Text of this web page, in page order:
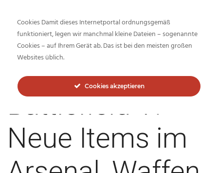
Inside-Network.net
Battlefield V:
Neue Items im
Cookies Damit dieses Internetportal ordnungsgemäß
funktioniert, legen wir manchmal kleine Dateien – sogenannte
Cookies – auf Ihrem Gerät ab. Das ist bei den meisten großen
Websites üblich.
Cookies akzeptieren